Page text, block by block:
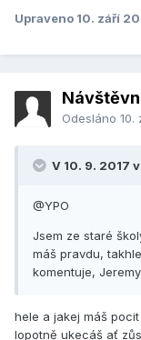
Upraveno 10. září
Odesláno 10.
V 10. 9. 2017
@YPO
Jsem ze staré
máš pravdu,
komentuje,
hele a jakej máš
lopotně ukecáš ať